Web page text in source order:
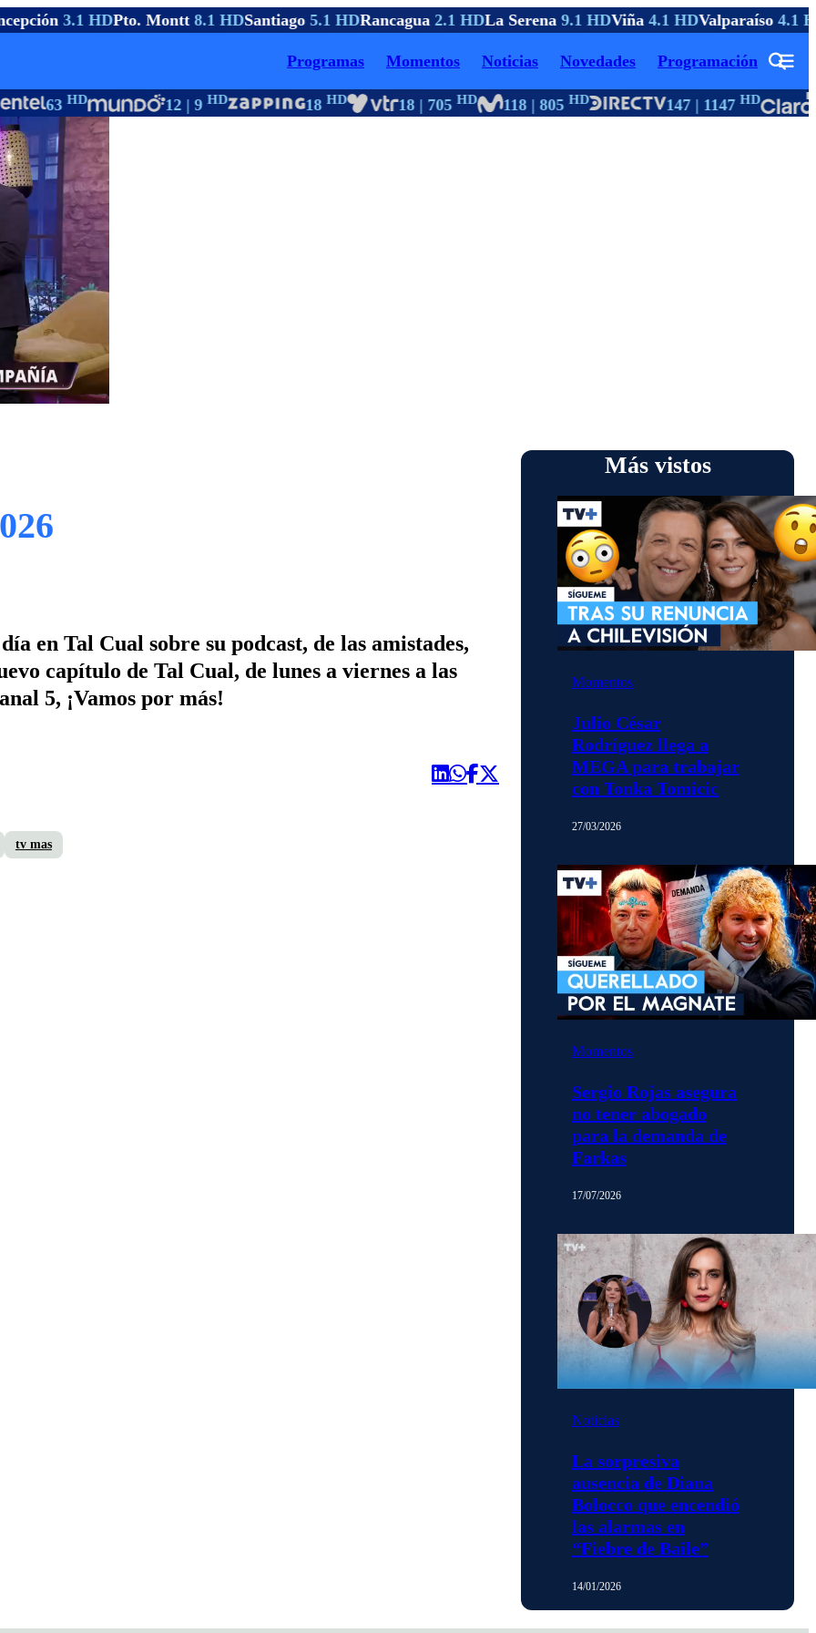
3.1 HDPto. Montt8.1 HDSantiago5.1 HDRancagua2.1 HDLa Serena9.1 HDViña4.1 HDValparaíso4.1
Programas Momentos Noticias Novedades Programación
63HD 12 | 9HD 18HD 18 | 705HD 118 | 805HD 147 | 1147HD
en Tal Cual sobre su podcast, de las amistades,
capítulo de Tal Cual, de lunes a viernes a las
5, ¡Vamos por más!
tv mas
Más vistos
Momentos
Julio César
Rodríguez llega a
MEGA para trabajar
con Tonka Tomicic
27/03/2026
Momentos
Sergio Rojas asegura
no tener abogado
para la demanda de
Farkas
17/07/2026
Noticias
La sorpresiva
ausencia de Diana
Bolocco que encendió
las alarmas en
“Fiebre de Baile”
14/01/2026